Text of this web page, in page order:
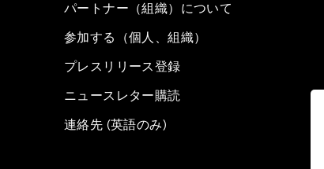
パートナー（組織）について
参加する（個人、組織）
プレスリリース登録
ニュースレター購読
連絡先 (英語のみ)